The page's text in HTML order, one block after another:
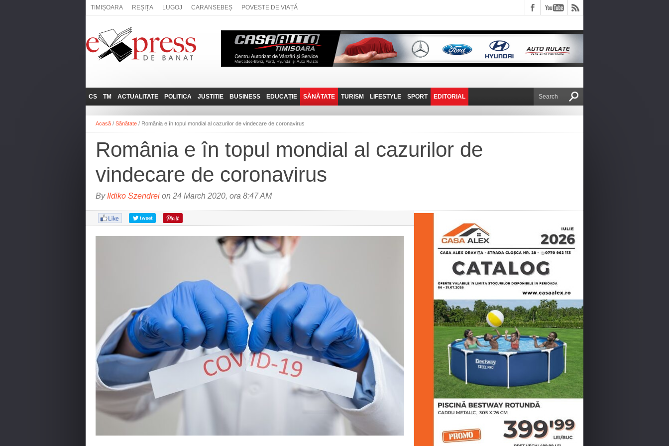
TIMIȘOARA REȘIȚA LUGOJ CARANSEBEȘ POVESTE DE VIAȚĂ
CS
REȘIȚA
CARANSEBEȘ
ANINA
BOCŞA
ORAVIȚA
OȚELU ROŞU
TM
LUGOJ
TIMIȘOARA
ACTUALITATE
ADMINISTRATIE
NAȚIONAL
SOCIAL
POLITICA
EXPRESSLIVE
INTERVIURILE
JUSTITIE BUSINESS
JOB-URI
TEHNIT
EDUCAȚIE SĂNĂTATE TURISM
PRIN MUNȚII
FANTASTICUL BANAT
LIFESTYLE
POVESTE DE VIAȚĂ
SPORT EDITORIAL
DE VICTOR NAFIRU
Acasă / Sănătate / România e în topul mondial al cazurilor de vindecare de coronavirus
România e în topul mondial al cazurilor de
vindecare de coronavirus
By Ildiko Szendrei on 24 March 2020, ora 8:47 AM